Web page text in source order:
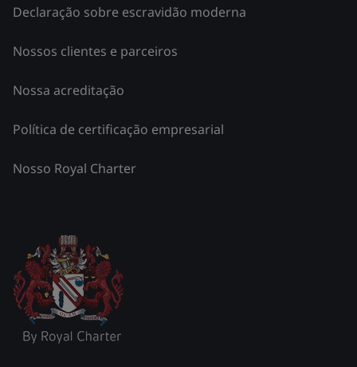
Declaração sobre escravidão moderna
Nossos clientes e parceiros
Nossa acreditação
Política de certificação empresarial
Nosso Royal Charter